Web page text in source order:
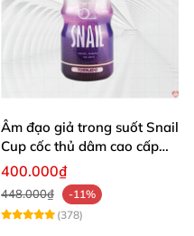
Âm đạo giả trong suốt Snail
Cup cốc thủ dâm cao cấp
nam giới
400.000₫
448.000₫
-11%
(378)